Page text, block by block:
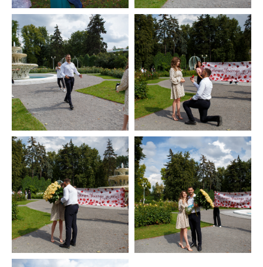
ХОТИТЕ УЗНАТЬ
ПОДРОБНЕЕ ?
Оставьте свои контактные данные
и мы Вам перезвоним
+7
ОТПРАВИТЬ